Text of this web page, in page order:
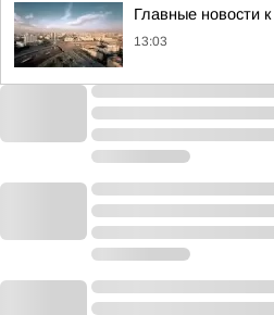
Главные новости
13:03